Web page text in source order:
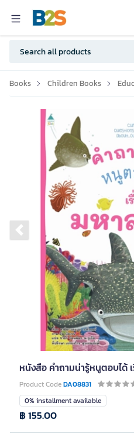
Books Children Books
Previous slide
หนังสือ คำถามน่ารู้หนูตอบได้
Product CodeDA08831
0% installment available
฿ 155.00